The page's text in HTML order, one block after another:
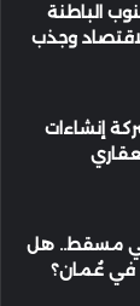
الباطنة
وجذب
إنشاءات
في مسقط.. هل
في عُمان؟